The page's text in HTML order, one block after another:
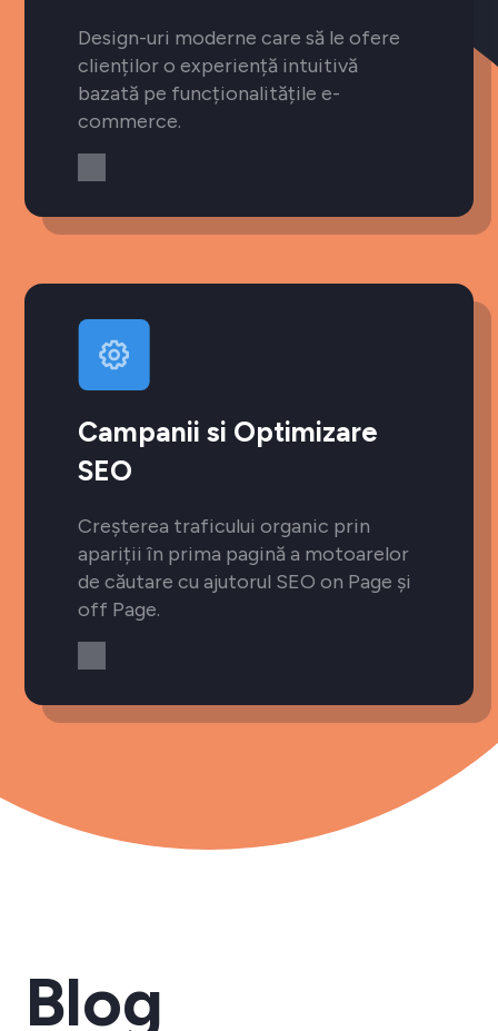
Design-uri moderne care să le ofere
clienților o experiență intuitivă
bazată pe funcționalitățile e-
commerce.
Campanii si Optimizare
SEO
Creșterea traficului organic prin
apariții în prima pagină a motoarelor
de căutare cu ajutorul SEO on Page și
off Page.
Blog